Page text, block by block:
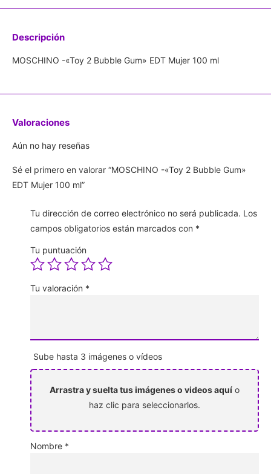
Descripción
MOSCHINO -«Toy 2 Bubble Gum» EDT Mujer 100 ml
Valoraciones
Aún no hay reseñas
Sé el primero en valorar “MOSCHINO -«Toy 2 Bubble Gum»
EDT Mujer 100 ml”
Tu dirección de correo electrónico no será publicada. Los
campos obligatorios están marcados con *
Tu puntuación
Tu valoración *
Sube hasta 3 imágenes o vídeos
Arrastra y suelta tus imágenes o videos aquí o
haz clic para seleccionarlos.
Nombre *